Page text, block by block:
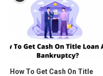
How To Get Cash On Title